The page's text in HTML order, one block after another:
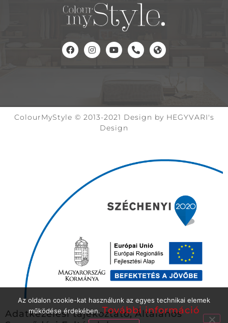
ColourMyStyle © 2013-2021 Design by HEGYVARI's
Design
Adatkezelési tájékoztató, Általános
Az oldalon cookie-kat használunk az egyes technikai elemek
működése érdekében.További információ